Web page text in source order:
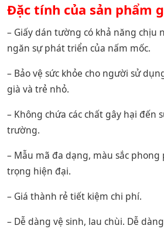
Đặc tính của sản phẩm
– Giấy dán tường có khả năng chịu
ngăn sự phát triển của nấm mốc.
– Bảo vệ sức khỏe cho người sử
già và trẻ nhỏ.
– Không chứa các chất gây hại đến
trường.
– Mẫu mã đa dạng, màu sắc
trọng hiện đại.
– Giá thành rẻ tiết kiệm chi phí.
– Dễ dàng vệ sinh, lau chùi. Dễ